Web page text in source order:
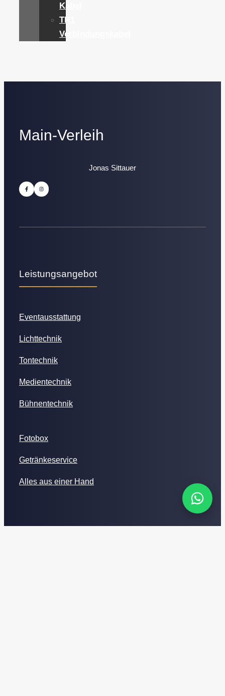
Kabel
TR1
Verbindungskabel
Main-Verleih
Jonas Sittauer
Leistungsangebot
Eventausstattung
Lichttechnik
Tontechnik
Medientechnik
Bühnentechnik
Fotobox
Getränkeservice
Alles aus einer Hand